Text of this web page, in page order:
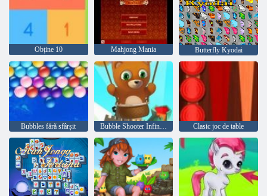
Obține 10 Mahjong Mania Butterfly Kyodai
Bubbles fără sfârșit Bubble Shooter Infinitului Clasic joc de table